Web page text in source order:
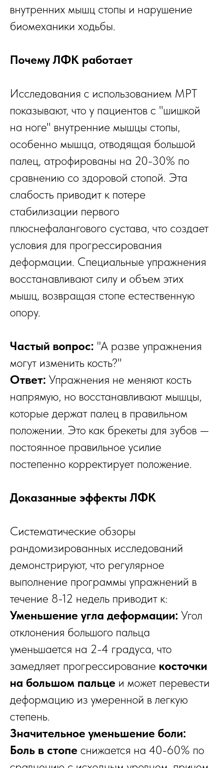
внутренних мышц стопы и нарушение
биомеханики ходьбы.
Почему ЛФК работает
Исследования с использованием МРТ
показывают, что у пациентов с "шишкой
на ноге" внутренние мышцы стопы,
особенно мышца, отводящая большой
палец, атрофированы на 20-30% по
сравнению со здоровой стопой. Эта
слабость приводит к потере
стабилизации первого
плюснефалангового сустава, что создает
условия для прогрессирования
деформации. Специальные упражнения
восстанавливают силу и объем этих
мышц, возвращая стопе естественную
опору.
Частый вопрос: "А разве упражнения
могут изменить кость?"
Ответ: Упражнения не меняют кость
напрямую, но восстанавливают мышцы,
которые держат палец в правильном
положении. Это как брекеты для зубов —
постоянное правильное усилие
постепенно корректирует положение.
Доказанные эффекты ЛФК
Систематические обзоры
рандомизированных исследований
демонстрируют, что регулярное
выполнение программы упражнений в
течение 8-12 недель приводит к:
Уменьшение угла деформации: Угол
отклонения большого пальца
уменьшается на 2-4 градуса, что
замедляет прогрессирование косточки
на большом пальце и может перевести
деформацию из умеренной в легкую
степень.
Значительное уменьшение боли:
Боль в стопе снижается на 40-60% по